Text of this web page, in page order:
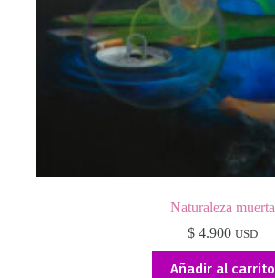
Naturaleza muerta
$4.900 USD
Añadir al carrito